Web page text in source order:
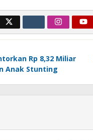
Rp 8,32 Miliar
Anak Stunting